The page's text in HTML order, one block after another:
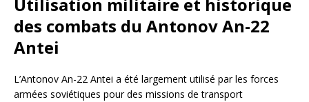
Utilisation militaire et historique
des combats du Antonov An-22
Antei
L’Antonov An-22 Antei a été largement utilisé par les forces
armées soviétiques pour des missions de transport